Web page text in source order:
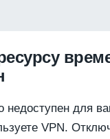
недоступен для
VPN.